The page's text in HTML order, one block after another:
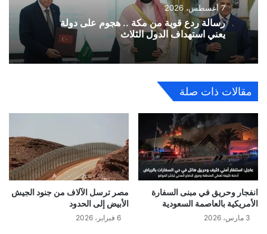
7 أغسطس، 2026
رسالة ردع قوية من مكة .. هجوم على دولة
يعني استهداف الدول الثلاث
مقالات ذات صلة
انفجار وحريق في مبنى السفارة
الأمريكية بالعاصمة السعودية
3 مارس، 2026
مصر ترسل الآلاف من جنود الجيش
الأبيض إلى الحدود
6 فبراير، 2026